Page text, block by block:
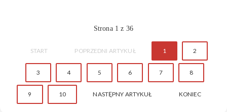
Strona 1 z 36
START POPRZEDNI ARTYKUŁ 1 2
3 4 5 6 7 8
9 10 NASTĘPNY ARTYKUŁ KONIEC